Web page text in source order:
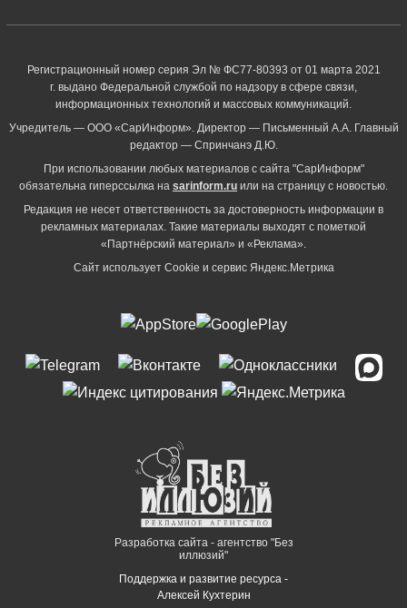
Регистрационный номер серия Эл № ФС77-80393 от 01 марта 2021
г. выдано Федеральной службой по надзору в сфере связи,
информационных технологий и массовых коммуникаций.
Учредитель — ООО «СарИнформ». Директор — Письменный А.А. Главный
редактор — Спринчанэ Д.Ю.
При использовании любых материалов с сайта "СарИнформ"
обязательна гиперссылка на sarinform.ru или на страницу с новостью.
Редакция не несет ответственность за достоверность информации в
рекламных материалах. Такие материалы выходят с пометкой
«Партнёрский материал» и «Реклама».
Сайт использует Cookie и сервиc Яндекс.Метрика
Разработка сайта - агентство "Без
иллюзий"
Поддержка и развитие ресурса -
Алексей Кухтерин